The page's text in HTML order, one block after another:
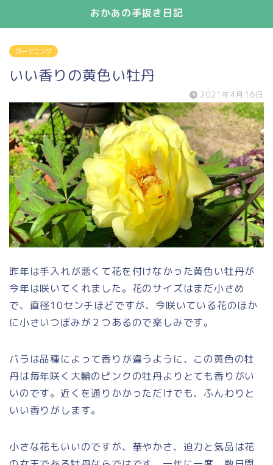
おかあの手抜き日記
ガーデニング
いい香りの黄色い牡丹
2021年4月16日
昨年は手入れが悪くて花を付けなかった黄色い牡丹が
今年は咲いてくれました。花のサイズはまだ小さめ
で、直径10センチほどですが、今咲いている花のほか
に小さいつぼみが２つあるので楽しみです。
バラは品種によって香りが違うように、この黄色の牡
丹は毎年咲く大輪のピンクの牡丹よりとても香りがい
いのです。近くを通りかかっただけでも、ふんわりと
いい香りがします。
小さな花もいいのですが、華やかさ、迫力と気品は花